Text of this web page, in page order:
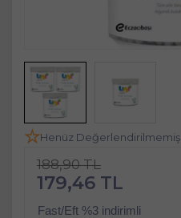
Henüz Değerlendirilmemiş
188,90 TL
179,46 TL
Fast/Eft %3 indirimli